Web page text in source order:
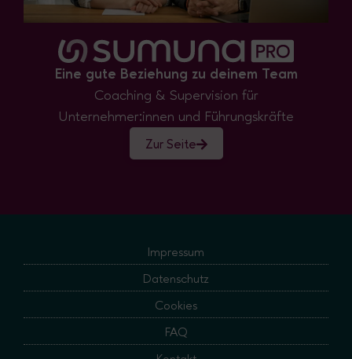
Eine gute Beziehung zu deinem Team
Coaching & Supervision für
Unternehmer:innen und Führungskräfte
Zur Seite
Impressum
Datenschutz
Cookies
FAQ